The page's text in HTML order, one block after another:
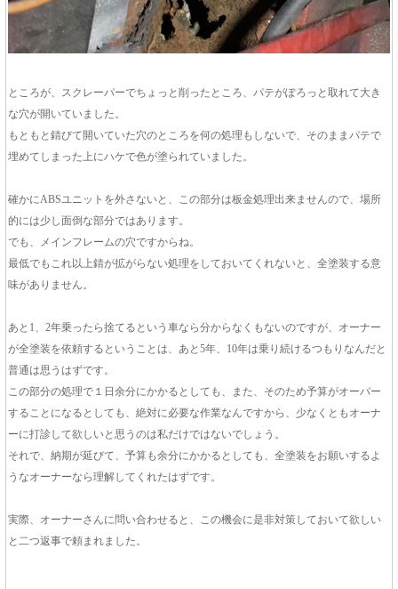
ところが、スクレーパーでちょっと削ったところ、パテがぽろっと取れて大き
な穴が開いていました。
もともと錆びて開いていた穴のところを何の処理もしないで、そのままパテで
埋めてしまった上にハケで色が塗られていました。
確かにABSユニットを外さないと、この部分は板金処理出来ませんので、場所
的には少し面倒な部分ではあります。
でも、メインフレームの穴ですからね。
最低でもこれ以上錆が拡がらない処理をしておいてくれないと、全塗装する意
味がありません。
あと1、2年乗ったら捨てるという車なら分からなくもないのですが、オーナー
が全塗装を依頼するということは、あと5年、10年は乗り続けるつもりなんだと
普通は思うはずです。
この部分の処理で１日余分にかかるとしても、また、そのため予算がオーバー
することになるとしても、絶対に必要な作業なんですから、少なくともオーナ
ーに打診して欲しいと思うのは私だけではないでしょう。
それで、納期が延びて、予算も余分にかかるとしても、全塗装をお願いするよ
うなオーナーなら理解してくれたはずです。
実際、オーナーさんに問い合わせると、この機会に是非対策しておいて欲しい
と二つ返事で頼まれました。